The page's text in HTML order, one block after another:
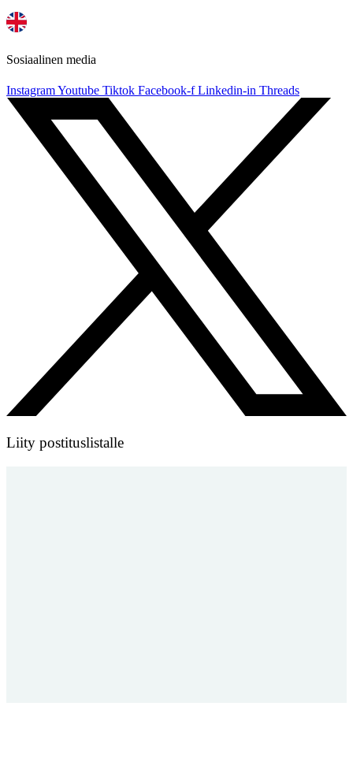
Sosiaalinen media
InstagramYoutube Tiktok Facebook-f Linkedin-in Threads
Liity postituslistalle